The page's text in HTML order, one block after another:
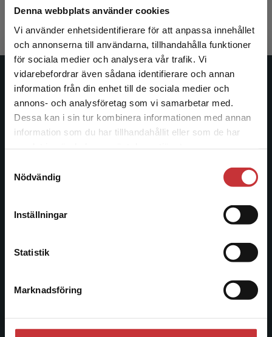
Denna webbplats använder cookies
Vi använder enhetsidentifierare för att anpassa innehållet
och annonserna till användarna, tillhandahålla funktioner
för sociala medier och analysera vår trafik. Vi
vidarebefordrar även sådana identifierare och annan
information från din enhet till de sociala medier och
annons- och analysföretag som vi samarbetar med.
Dessa kan i sin tur kombinera informationen med annan
information som du har tillhandahållit eller som de har
Nödvändig
Inställningar
Statistik
Marknadsföring
Begränsad fraktregion
Det verkar som att du besöker
studentlitteratur.se via en enhet utanför Sverige.
Vi erbjuder inte leveranser utanför Sverige. För
att kunna slutföra ett köp måste
Exkl. moms: 526 kr
Studentlitteratur
Studentlitteratur grundades 1963 och är idag Sveriges
ledande utbildningsförlag. Med läromedel, kurslitteratur,
längs hela kunskapsresan.
Kontakta oss
046-31 20 00
Box 141